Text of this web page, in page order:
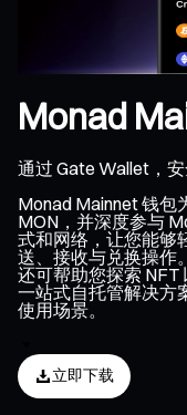
Monad
通过 Gate Wallet，
Monad Mainnet 钱包
MON，并深度参与
式和网络，让您能够
送、接收与兑换操作
还可帮助您探索 NFT
一站式自托管解决方
使用场景。
立即下载